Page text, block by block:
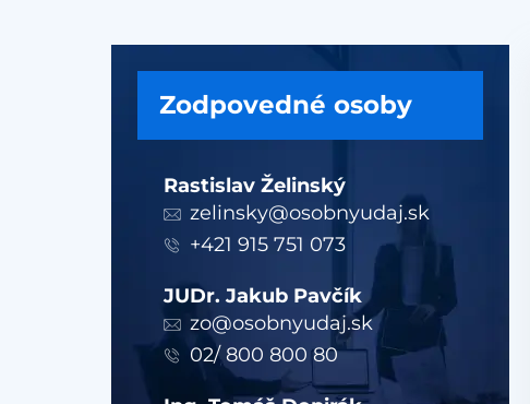
Zodpovedné osoby
Rastislav Želinský
zelinsky@osobnyudaj.sk
+421 915 751 073
JUDr. Jakub Pavčík
zo@osobnyudaj.sk
02/ 800 800 80